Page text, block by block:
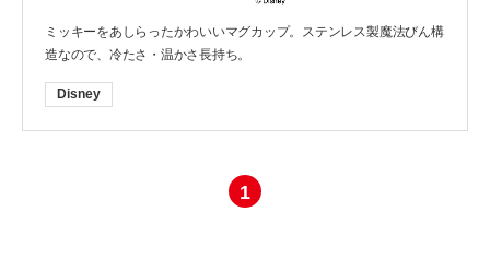
ミッキーをあしらったかわいいマグカップ。ステンレス製魔法びん構
造なので、冷たさ・温かさ長持ち。
Disney
1